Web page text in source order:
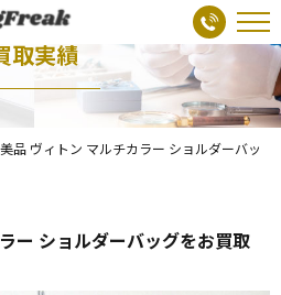
取実績
美品 ヴィトン マルチカラー ショルダーバッ
ー ショルダーバッグをお買取